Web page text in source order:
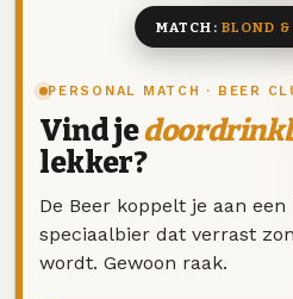
PERSONAL MATCH · BEER
Vind je
lekker?
De Beer koppelt je aan
speciaalbier dat verrast
wordt. Gewoon raak.
MATCH: BLOND